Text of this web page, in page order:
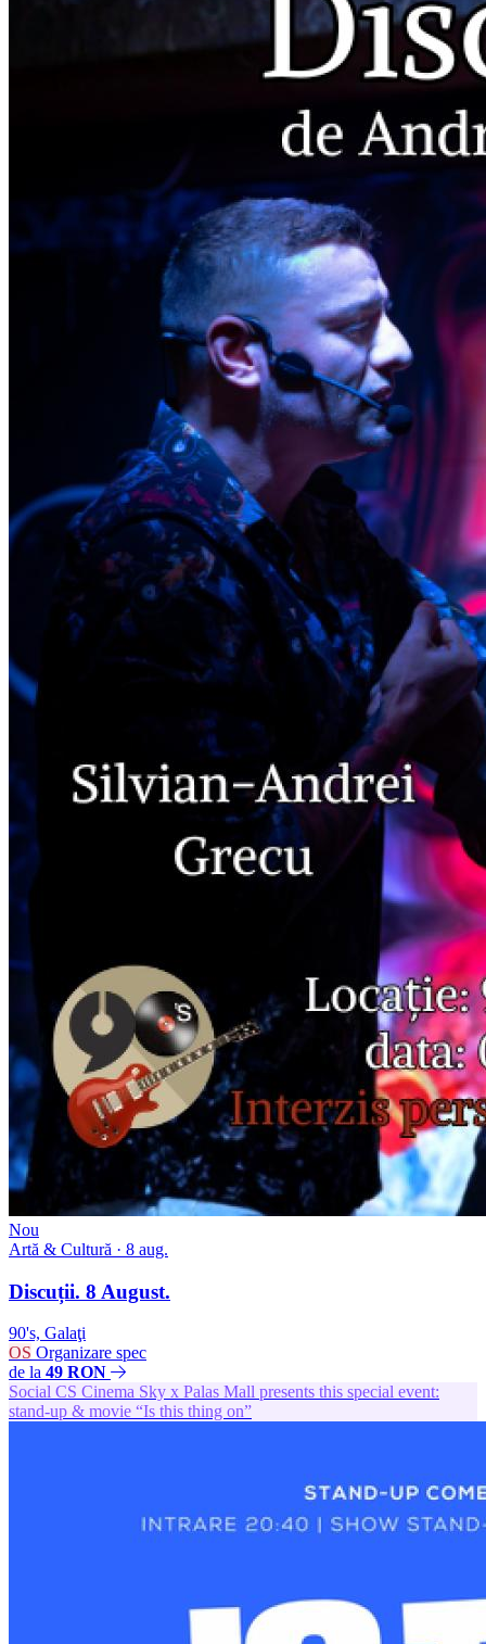
Nou
Artă & Cultură · 8 aug.
Discuții. 8 August.
90's, Galaţi
OS Organizare spec
de la 49 RON
Social CS Cinema Sky x Palas Mall presents this special event:
stand-up & movie “Is this thing on”